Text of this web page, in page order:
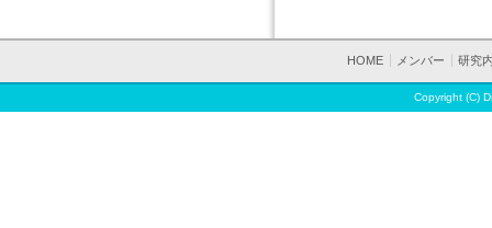
HOME メンバー 研究
Copyright (C)